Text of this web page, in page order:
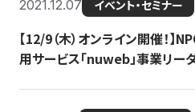
2021.12.07 イベント・セミナー
【12/9（木）オンライン開催！】
用サービス「nuweb」事業リー